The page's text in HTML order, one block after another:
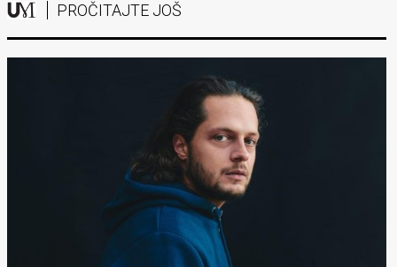
PROČITAJTE JOŠ